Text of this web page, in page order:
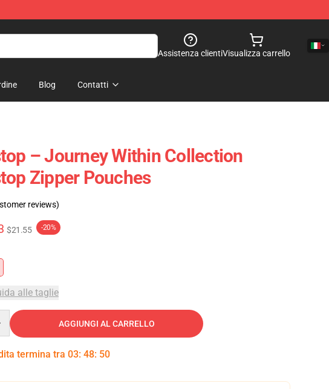
Assistenza clientiVisualizza carrello
Blog Contatti
– Journey Within Collection
Zipper Pouches
reviews)
$21.55 -20%
alle taglie
AGGIUNGI AL CARRELLO
termina tra 03: 48: 49